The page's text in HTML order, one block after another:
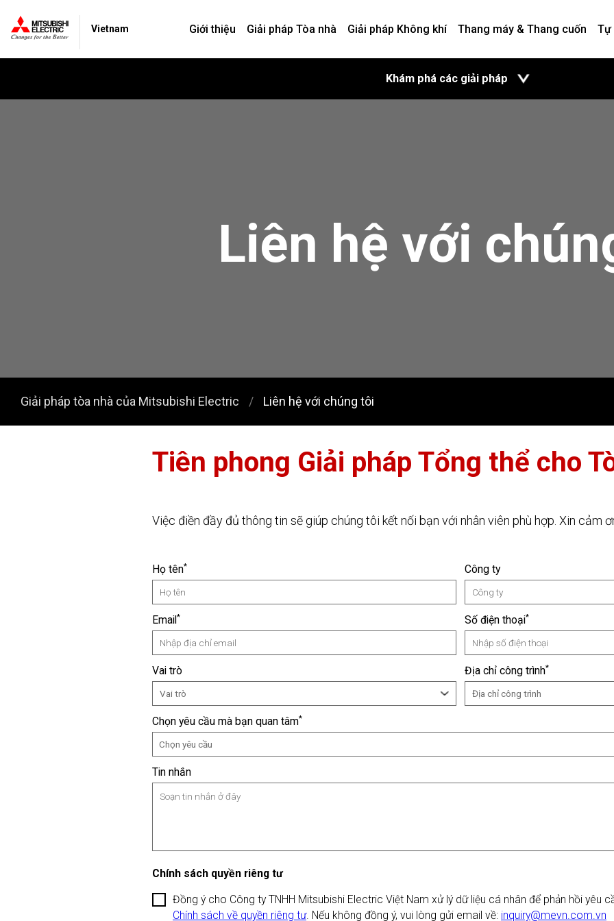
Vietnam Giới thiệu Giải pháp Tòa nhà Giải pháp Không khí Thang máy & Thang cuốn Tự
Khám phá các giải pháp
Liên hệ với
Giải pháp tòa nhà của Mitsubishi Electric Liên hệ với chúng tôi
Tiên phong Giải pháp Tổng thể cho
Việc điền đầy đủ thông tin sẽ giúp chúng tôi kết nối bạn với nhân viên phù hợp. Xin cảm
Họ tên* Công ty
Email* Số điện thoại*
Vai trò
Vai trò
Địa chỉ công trình*
Địa chỉ công trình
Chọn yêu cầu mà bạn quan tâm*
Chọn yêu cầu
Tin nhắn
Chính sách quyền riêng tư
Đồng ý cho Công ty TNHH Mitsubishi Electric Việt Nam xử lý dữ liệu cá nhân để phản hồi yêu
Chính sách về quyền riêng tư. Nếu không đồng ý, vui lòng gửi email về: inquiry@mevn.com.vn